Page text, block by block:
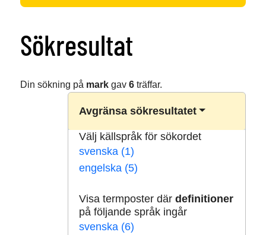
Sökresultat
Din sökning på markgav 6träffar.
Avgränsa sökresultatet
Välj källspråk för sökordet
svenska (1)
engelska (5)
Visa termposter där definitioner
på följande språk ingår
svenska (6)